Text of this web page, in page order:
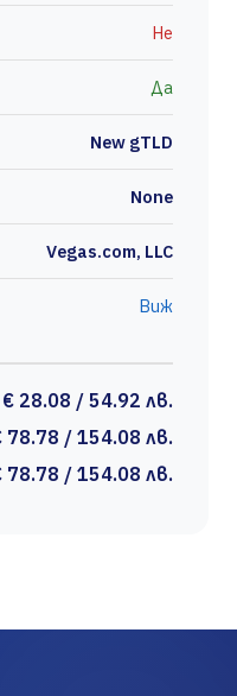
Не
Да
New gTLD
None
Vegas.com, LLC
Виж
€ 28.08 / 54.92 лв.
78.78 / 154.08 лв.
78.78 / 154.08 лв.